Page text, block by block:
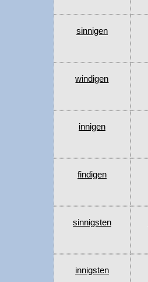
sinnigen
windigen
innigen
findigen
sinnigsten
innigsten